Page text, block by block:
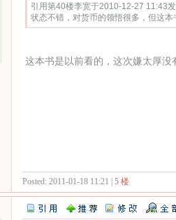
引用第40楼李宽于2010-12-27 11:43
状态不错，对货币的领悟很多，但这
这本书是以前看的，这次嫌太厚没
Posted: 2011-01-18 11:21 | 5 楼